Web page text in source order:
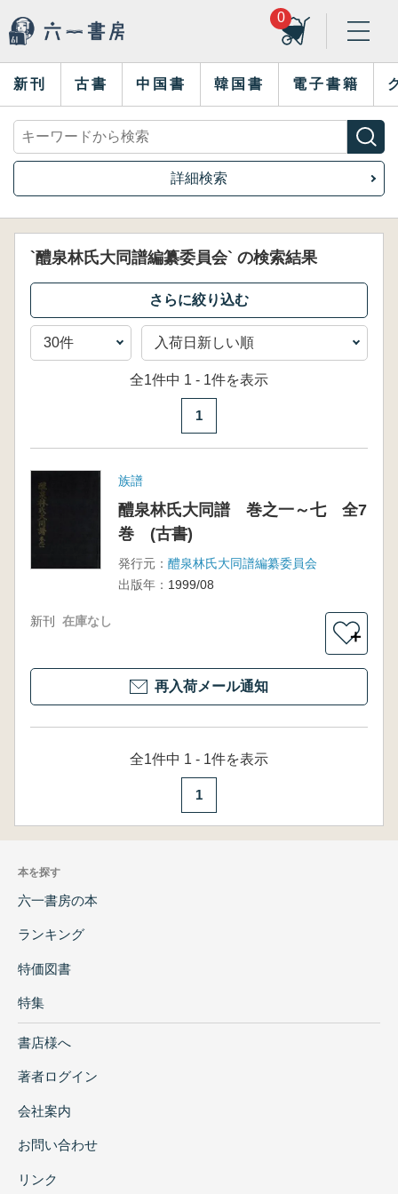
0
新刊 古書 中国書 韓国書 電子書籍
詳細検索
`醴泉林氏大同譜編纂委員会` の検索結果
全1件中 1 - 1件を表示
1
族譜
醴泉林氏大同譜 巻之一～七 全7
巻 (古書)
発行元： 醴泉林氏大同譜編纂委員会
出版年： 1999/08
新刊 在庫なし
＋
再入荷メール通知
全1件中 1 - 1件を表示
1
本を探す
六一書房の本
ランキング
特価図書
特集
書店様へ
著者ログイン
会社案内
お問い合わせ
リンク